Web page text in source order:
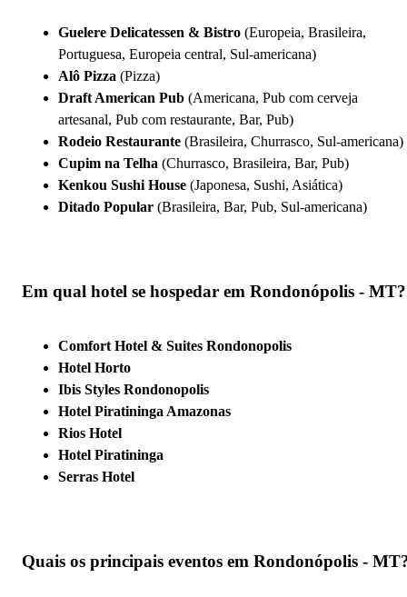
Guelere Delicatessen & Bistro (Europeia, Brasileira,
Portuguesa, Europeia central, Sul-americana)
Alô Pizza (Pizza)
Draft American Pub (Americana, Pub com cerveja
artesanal, Pub com restaurante, Bar, Pub)
Rodeio Restaurante (Brasileira, Churrasco, Sul-americana)
Cupim na Telha (Churrasco, Brasileira, Bar, Pub)
Kenkou Sushi House (Japonesa, Sushi, Asiática)
Ditado Popular (Brasileira, Bar, Pub, Sul-americana)
Em qual hotel se hospedar em Rondonópolis - MT?
Comfort Hotel & Suites Rondonopolis
Hotel Horto
Ibis Styles Rondonopolis
Hotel Piratininga Amazonas
Rios Hotel
Hotel Piratininga
Serras Hotel
Quais os principais eventos em Rondonópolis -